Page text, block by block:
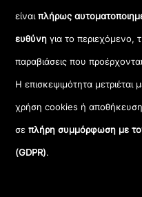
είναιπλήρως
ευθύνη για το περιεχόμενο,
παραβιάσεις που
Η επισκεψιμότητα μετριέται
χρήση cookies ή
σεπλήρη συμμόρφωση με
(GDPR).